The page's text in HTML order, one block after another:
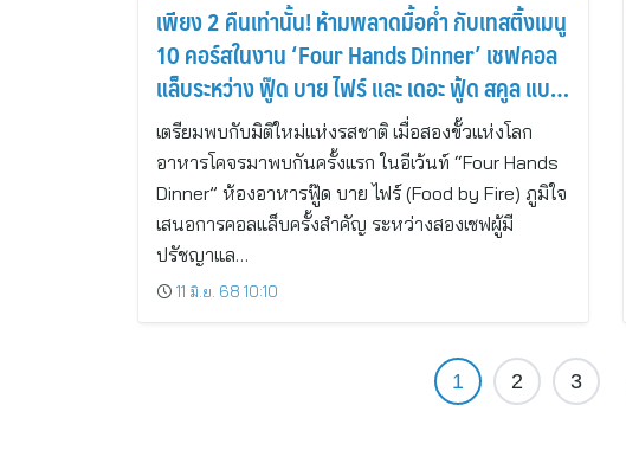
เพียง 2 คืนเท่านั้น! ห้ามพลาดมื้อค่ำ กับเทสติ้งเมนู
10 คอร์สในงาน ‘Four Hands Dinner’ เชฟคอล
แล็บระหว่าง ฟู๊ด บาย ไฟร์ และ เดอะ ฟู้ด สคูล แบง
คอก
เตรียมพบกับมิติใหม่แห่งรสชาติ เมื่อสองขั้วแห่งโลก
อาหารโคจรมาพบกันครั้งแรก ในอีเว้นท์ “Four Hands
Dinner” ห้องอาหารฟู๊ด บาย ไฟร์ (Food by Fire) ภูมิใจ
เสนอการคอลแล็บครั้งสำคัญ ระหว่างสองเชฟผู้มี
ปรัชญาแล…
11 มิ.ย. 68 10:10
1 2 3